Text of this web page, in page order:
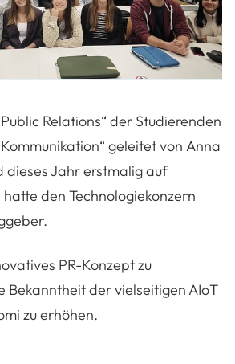
Relations“ der Studierenden
geleitet von Anna
Jahr erstmalig auf
den Technologiekonzern
PR-Konzept zu
Bekanntheit der vielseitigen AIoT
zu erhöhen.